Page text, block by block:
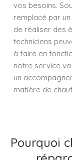
vos besoins.
remplacé par
de réaliser des
techniciens
à faire en
notre service
un
matière de
Pourquoi